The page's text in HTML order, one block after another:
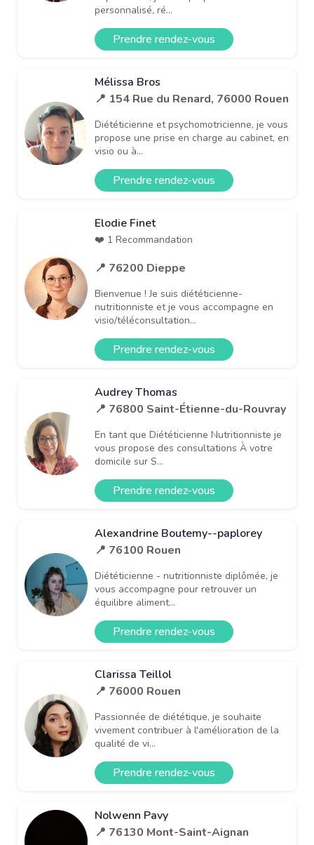
personnalisé, ré...
Prendre rendez-vous
Mélissa Bros
📍 154 Rue du Renard, 76000 Rouen
Diététicienne et psychomotricienne, je vous
propose une prise en charge au cabinet, en
visio ou à...
Prendre rendez-vous
Elodie Finet
❤️ 1 Recommandation
📍 76200 Dieppe
Bienvenue ! Je suis diététicienne-
nutritionniste et je vous accompagne en
visio/téléconsultation...
Prendre rendez-vous
Audrey Thomas
📍 76800 Saint-Étienne-du-Rouvray
En tant que Diététicienne Nutritionniste je
vous propose des consultations À votre
domicile sur S...
Prendre rendez-vous
Alexandrine Boutemy--paplorey
📍 76100 Rouen
Diététicienne - nutritionniste diplômée, je
vous accompagne pour retrouver un
équilibre aliment...
Prendre rendez-vous
Clarissa Teillol
📍 76000 Rouen
Passionnée de diététique, je souhaite
vivement contribuer à l'amélioration de la
qualité de vi...
Prendre rendez-vous
Nolwenn Pavy
📍 76130 Mont-Saint-Aignan